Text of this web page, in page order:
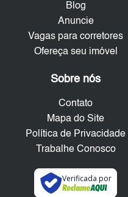
Blog
Anuncie
Vagas para corretores
Ofereça seu imóvel
Sobre nós
Contato
Mapa do Site
Política de Privacidade
Trabalhe Conosco
Verificada por